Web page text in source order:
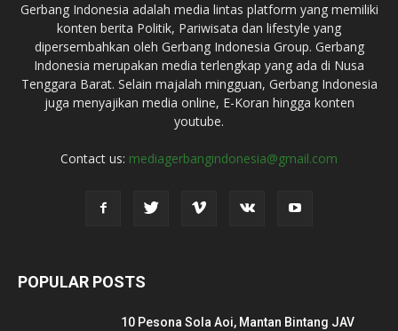
Gerbang Indonesia adalah media lintas platform yang memiliki
konten berita Politik, Pariwisata dan lifestyle yang
dipersembahkan oleh Gerbang Indonesia Group. Gerbang
Indonesia merupakan media terlengkap yang ada di Nusa
Tenggara Barat. Selain majalah mingguan, Gerbang Indonesia
juga menyajikan media online, E-Koran hingga konten
youtube.
Contact us: mediagerbangindonesia@gmail.com
POPULAR POSTS
10 Pesona Sola Aoi, Mantan Bintang JAV